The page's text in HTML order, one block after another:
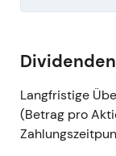
Langfristige
(Betrag pro